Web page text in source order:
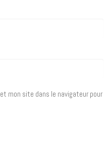
mon site dans le navigateur pour